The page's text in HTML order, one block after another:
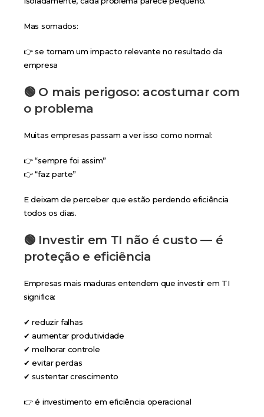
Mas somados:
👉 se tornam um impacto relevante no resultado da
empresa
🟢 O mais perigoso: acostumar com
o problema
Muitas empresas passam a ver isso como normal:
👉 “sempre foi assim”
👉 “faz parte”
E deixam de perceber que estão perdendo eficiência
todos os dias.
🟢 Investir em TI não é custo — é
proteção e eficiência
Empresas mais maduras entendem que investir em TI
significa:
✔ reduzir falhas
✔ aumentar produtividade
✔ melhorar controle
✔ evitar perdas
✔ sustentar crescimento
👉 é investimento em eficiência operacional